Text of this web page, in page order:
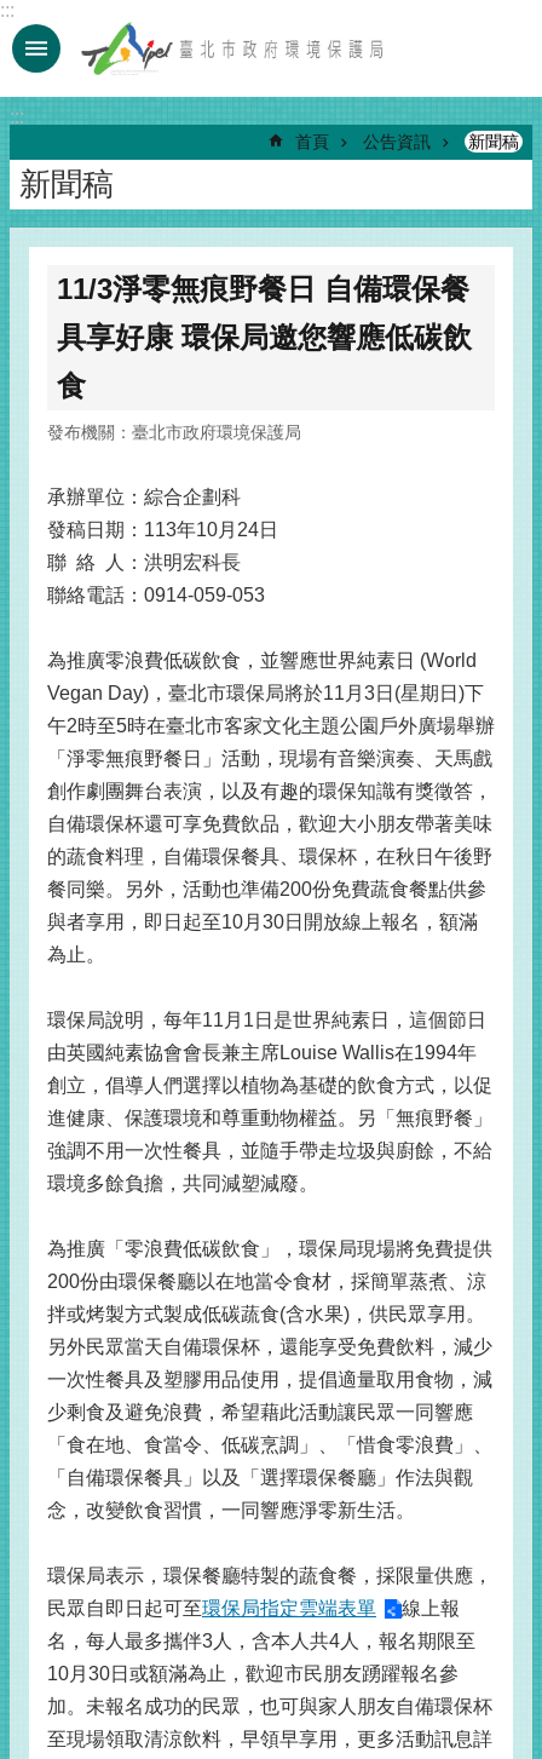
跳到主要內容區塊
:::
:::
首頁 公告資訊 新聞稿
新聞稿
11/3淨零無痕野餐日 自備環保餐
具享好康 環保局邀您響應低碳飲
食
發布機關：臺北市政府環境保護局
承辦單位：綜合企劃科
發稿日期：113年10月24日
聯 絡 人：洪明宏科長
聯絡電話：0914-059-053
為推廣零浪費低碳飲食，並響應世界純素日 (World
Vegan Day)，臺北市環保局將於11月3日(星期日)下
午2時至5時在臺北市客家文化主題公園戶外廣場舉辦
「淨零無痕野餐日」活動，現場有音樂演奏、天馬戲
創作劇團舞台表演，以及有趣的環保知識有獎徵答，
自備環保杯還可享免費飲品，歡迎大小朋友帶著美味
的蔬食料理，自備環保餐具、環保杯，在秋日午後野
餐同樂。另外，活動也準備200份免費蔬食餐點供參
與者享用，即日起至10月30日開放線上報名，額滿
為止。
環保局說明，每年11月1日是世界純素日，這個節日
由英國純素協會會長兼主席Louise Wallis在1994年
創立，倡導人們選擇以植物為基礎的飲食方式，以促
進健康、保護環境和尊重動物權益。另「無痕野餐」
強調不用一次性餐具，並隨手帶走垃圾與廚餘，不給
環境多餘負擔，共同減塑減廢。
為推廣「零浪費低碳飲食」，環保局現場將免費提供
200份由環保餐廳以在地當令食材，採簡單蒸煮、涼
拌或烤製方式製成低碳蔬食(含水果)，供民眾享用。
另外民眾當天自備環保杯，還能享受免費飲料，減少
一次性餐具及塑膠用品使用，提倡適量取用食物，減
少剩食及避免浪費，希望藉此活動讓民眾一同響應
「食在地、食當令、低碳烹調」、「惜食零浪費」、
「自備環保餐具」以及「選擇環保餐廳」作法與觀
念，改變飲食習慣，一同響應淨零新生活。
環保局表示，環保餐廳特製的蔬食餐，採限量供應，
民眾自即日起可至環保局指定雲端表單
線上報
名，每人最多攜伴3人，含本人共4人，報名期限至
10月30日或額滿為止，歡迎市民朋友踴躍報名參
加。未報名成功的民眾，也可與家人朋友自備環保杯
至現場領取清涼飲料，早領早享用，更多活動訊息詳